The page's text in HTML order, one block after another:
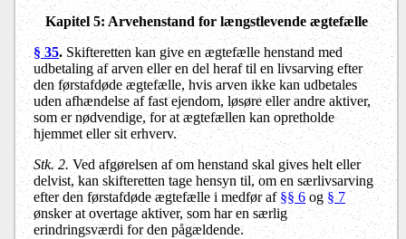
Kapitel 5: Arvehenstand for længstlevende ægtefælle
§ 35.Skifteretten kan give en ægtefælle henstand med
udbetaling af arven eller en del heraf til en livsarving efter
den førstafdøde ægtefælle, hvis arven ikke kan udbetales
uden afhændelse af fast ejendom, løsøre eller andre aktiver,
som er nødvendige, for at ægtefællen kan opretholde
hjemmet eller sit erhverv.
Stk. 2. Ved afgørelsen af om henstand skal gives helt eller
delvist, kan skifteretten tage hensyn til, om en særlivsarving
efter den førstafdøde ægtefælle i medfør af§§ 6 og§ 7
ønsker at overtage aktiver, som har en særlig
erindringsværdi for den pågældende.